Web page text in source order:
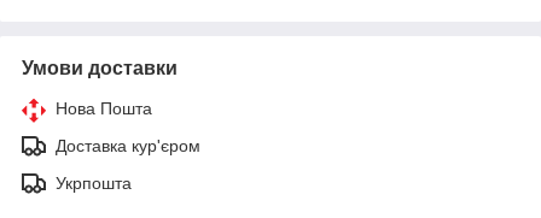
Умови доставки
Нова Пошта
Доставка кур'єром
Укрпошта